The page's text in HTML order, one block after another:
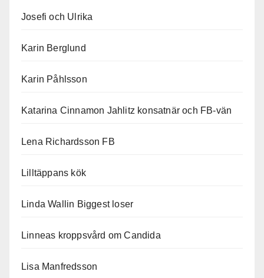
Josefi och Ulrika
Karin Berglund
Karin Påhlsson
Katarina Cinnamon Jahlitz konsatnär och FB-vän
Lena Richardsson FB
Lilltäppans kök
Linda Wallin Biggest loser
Linneas kroppsvård om Candida
Lisa Manfredsson